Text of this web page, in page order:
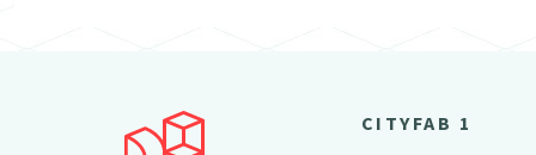
CITYFAB 1